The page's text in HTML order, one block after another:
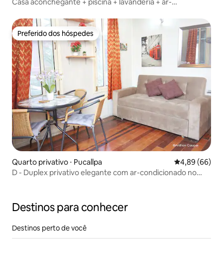
Preferido dos hóspedes
Preferido dos hóspedes
Quarto privativo ⋅ Pucallpa 4,89 de uma
4,89 (66)
D - Duplex privativo elegante com ar-condicionado no
Destinos para conhecer
Destinos perto de você